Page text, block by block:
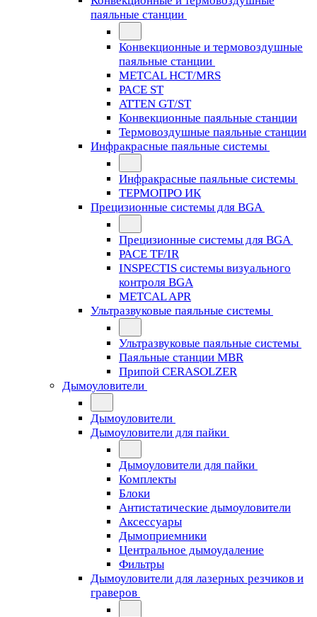
паяльные станции
Конвекционные и термовоздушные
паяльные станции
METCAL HCT/MRS
PACE ST
ATTEN GT/ST
Конвекционные паяльные станции
Термовоздушные паяльные станции
Инфракрасные паяльные системы
Инфракрасные паяльные системы
ТЕРМОПРО ИК
Прецизионные системы для BGA
Прецизионные системы для BGA
PACE TF/IR
INSPECTIS системы визуального
контроля BGA
METCAL APR
Ультразвуковые паяльные системы
Ультразвуковые паяльные системы
Паяльные станции MBR
Припой CERASOLZER
Дымоуловители
Дымоуловители
Дымоуловители для пайки
Дымоуловители для пайки
Комплекты
Блоки
Антистатические дымоуловители
Аксессуары
Дымоприемники
Центральное дымоудаление
Фильтры
Дымоуловители для лазерных резчиков и
граверов